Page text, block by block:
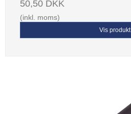
50,50 DKK
(inkl. moms)
Vis produkt